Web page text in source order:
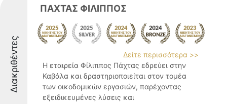
Διακριθέντες
ΠΑΧΤΑΣ ΦΙΛΙΠΠΟΣ
Δείτε περισσότερα >>
Η εταιρεία Φίλιππος Πάχτας εδρεύει στην
Καβάλα και δραστηριοποιείται στον τομέα
των οικοδομικών εργασιών, παρέχοντας
εξειδικευμένες λύσεις και